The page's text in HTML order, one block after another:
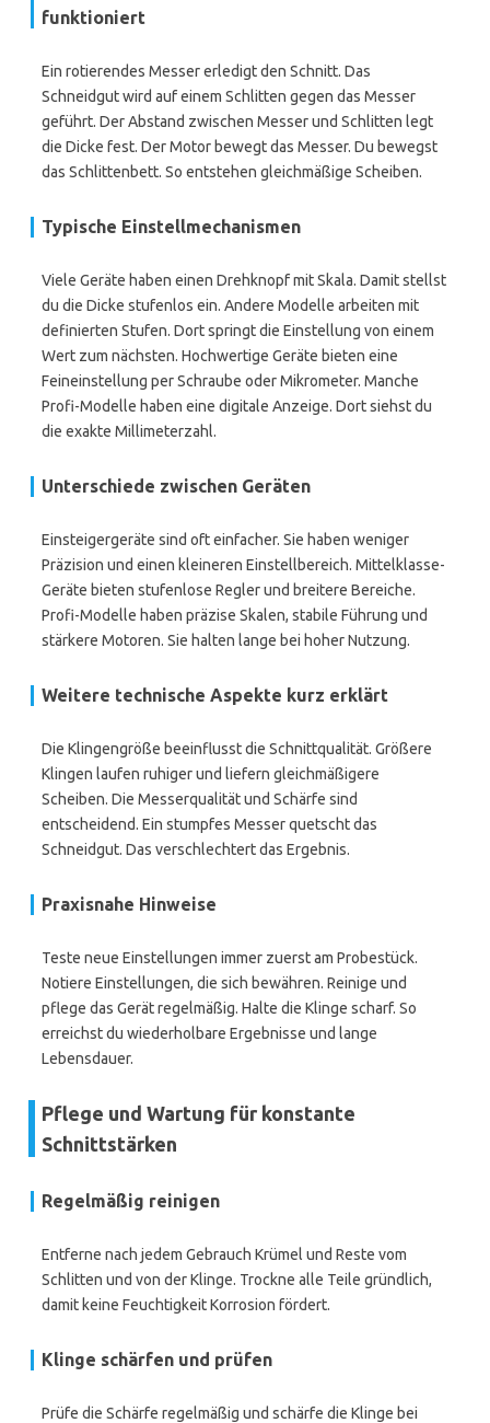
funktioniert
Ein rotierendes Messer erledigt den Schnitt. Das
Schneidgut wird auf einem Schlitten gegen das Messer
geführt. Der Abstand zwischen Messer und Schlitten legt
die Dicke fest. Der Motor bewegt das Messer. Du bewegst
das Schlittenbett. So entstehen gleichmäßige Scheiben.
Typische Einstellmechanismen
Viele Geräte haben einen Drehknopf mit Skala. Damit stellst
du die Dicke stufenlos ein. Andere Modelle arbeiten mit
definierten Stufen. Dort springt die Einstellung von einem
Wert zum nächsten. Hochwertige Geräte bieten eine
Feineinstellung per Schraube oder Mikrometer. Manche
Profi-Modelle haben eine digitale Anzeige. Dort siehst du
die exakte Millimeterzahl.
Unterschiede zwischen Geräten
Einsteigergeräte sind oft einfacher. Sie haben weniger
Präzision und einen kleineren Einstellbereich. Mittelklasse-
Geräte bieten stufenlose Regler und breitere Bereiche.
Profi-Modelle haben präzise Skalen, stabile Führung und
stärkere Motoren. Sie halten lange bei hoher Nutzung.
Weitere technische Aspekte kurz erklärt
Die Klingengröße beeinflusst die Schnittqualität. Größere
Klingen laufen ruhiger und liefern gleichmäßigere
Scheiben. Die Messerqualität und Schärfe sind
entscheidend. Ein stumpfes Messer quetscht das
Schneidgut. Das verschlechtert das Ergebnis.
Praxisnahe Hinweise
Teste neue Einstellungen immer zuerst am Probestück.
Notiere Einstellungen, die sich bewähren. Reinige und
pflege das Gerät regelmäßig. Halte die Klinge scharf. So
erreichst du wiederholbare Ergebnisse und lange
Lebensdauer.
Pflege und Wartung für konstante
Schnittstärken
Regelmäßig reinigen
Entferne nach jedem Gebrauch Krümel und Reste vom
Schlitten und von der Klinge. Trockne alle Teile gründlich,
damit keine Feuchtigkeit Korrosion fördert.
Klinge schärfen und prüfen
Prüfe die Schärfe regelmäßig und schärfe die Klinge bei